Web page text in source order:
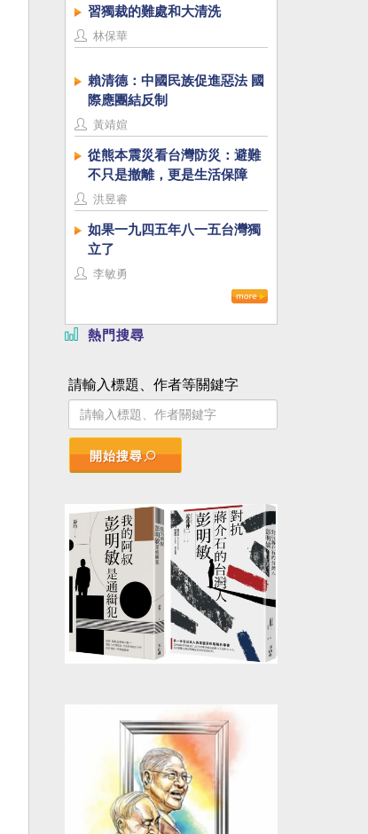
習獨裁的難處和大清洗
林保華
賴清德：中國民族促進惡法 國
際應團結反制
黃靖媗
從熊本震災看台灣防災：避難
不只是撤離，更是生活保障
洪昱睿
如果一九四五年八一五台灣獨
立了
李敏勇
熱門搜尋
請輸入標題、作者等關鍵字
開始搜尋